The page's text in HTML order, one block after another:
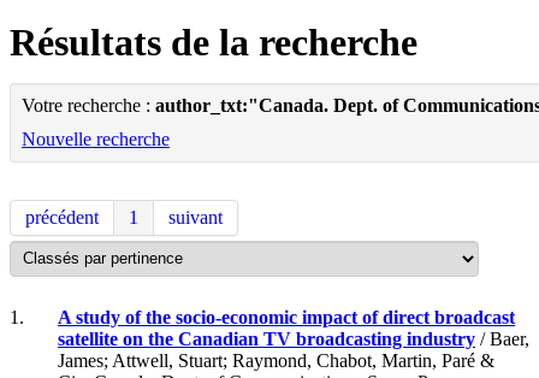
Résultats de la recherche
Votre recherche : author_txt:"Canada. Dept. of
Nouvelle recherche
précédent 1 suivant
1.
A study of the socio-economic impact of direct broadcast
satellite on the Canadian TV broadcasting industry / Baer,
James; Attwell, Stuart; Raymond, Chabot, Martin, Paré &